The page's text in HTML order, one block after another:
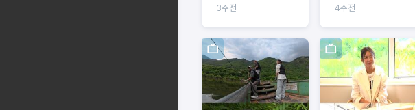
은?!
3주전
하우스 임장
4주전